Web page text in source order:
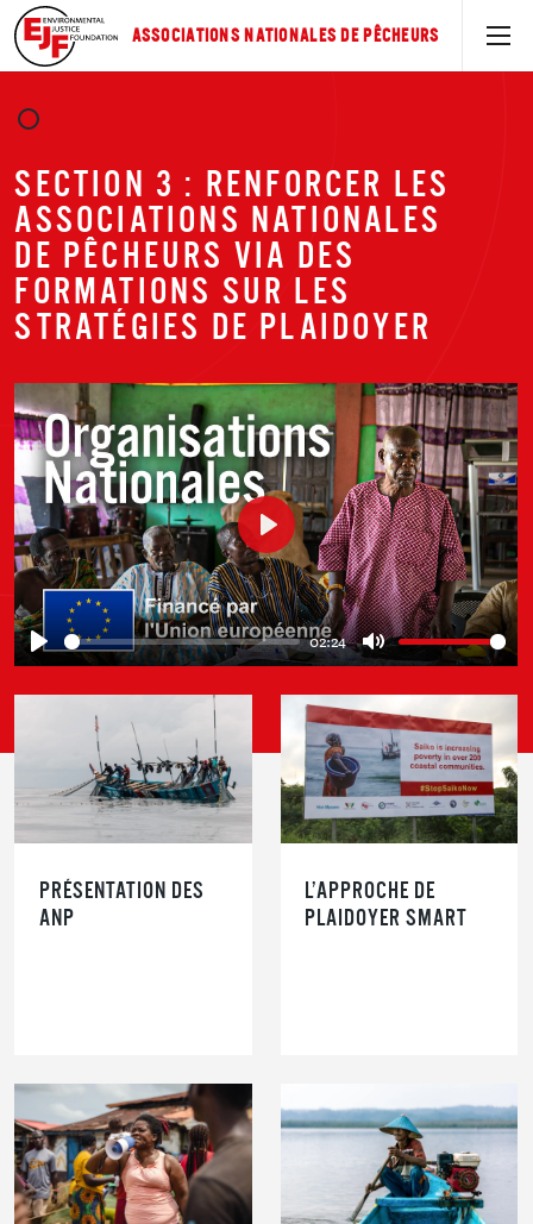
ASSOCIATIONS NATIONALES DE PÊCHEURS
SECTION 3 : RENFORCER LES
ASSOCIATIONS NATIONALES
DE PÊCHEURS VIA DES
FORMATIONS SUR LES
STRATÉGIES DE PLAIDOYER
Play
02:24
Mute
Play
PRÉSENTATION DES
ANP
L’APPROCHE DE
PLAIDOYER SMART